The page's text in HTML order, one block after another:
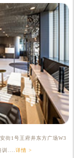
街1号王府井东方广场W3
训....详情 >